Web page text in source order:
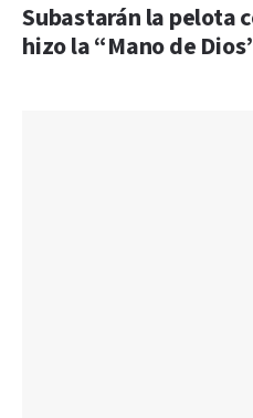
Subastarán la pelota
hizo la “Mano de